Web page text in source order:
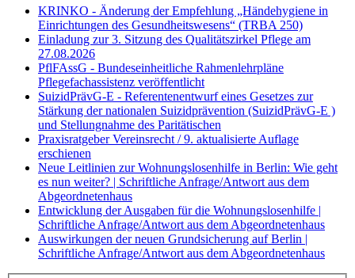
KRINKO - Änderung der Empfehlung „Händehygiene in
Einrichtungen des Gesundheitswesens“ (TRBA 250)
Einladung zur 3. Sitzung des Qualitätszirkel Pflege am
27.08.2026
PflFAssG - Bundeseinheitliche Rahmenlehrpläne
Pflegefachassistenz veröffentlicht
SuizidPrävG-E - Referentenentwurf eines Gesetzes zur
Stärkung der nationalen Suizidprävention (SuizidPrävG-E )
und Stellungnahme des Paritätischen
Praxisratgeber Vereinsrecht / 9. aktualisierte Auflage
erschienen
Neue Leitlinien zur Wohnungslosenhilfe in Berlin: Wie geht
es nun weiter? | Schriftliche Anfrage/Antwort aus dem
Abgeordnetenhaus
Entwicklung der Ausgaben für die Wohnungslosenhilfe |
Schriftliche Anfrage/Antwort aus dem Abgeordnetenhaus
Auswirkungen der neuen Grundsicherung auf Berlin |
Schriftliche Anfrage/Antwort aus dem Abgeordnetenhaus